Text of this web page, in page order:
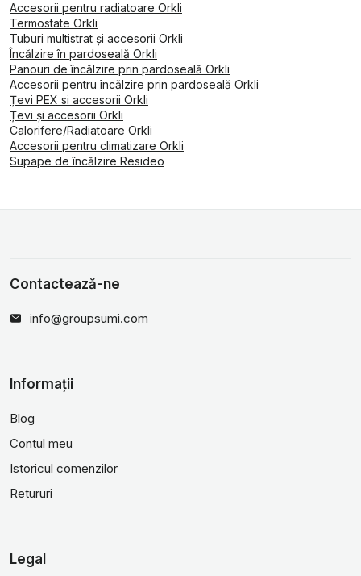
Accesorii pentru radiatoare Orkli
Termostate Orkli
Tuburi multistrat și accesorii Orkli
Încălzire în pardoseală Orkli
Panouri de încălzire prin pardoseală Orkli
Accesorii pentru încălzire prin pardoseală Orkli
Țevi PEX si accesorii Orkli
Țevi și accesorii Orkli
Calorifere/Radiatoare Orkli
Accesorii pentru climatizare Orkli
Supape de încălzire Resideo
Contactează-ne
info@groupsumi.com
Informații
Blog
Contul meu
Istoricul comenzilor
Retururi
Legal